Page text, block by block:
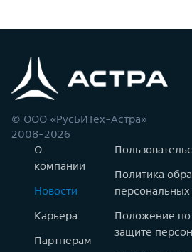
© ООО «РусБИТех-Астра»
2008-2026
О
компании
Новости
Карьера
Партнерам
Политика
Положение по
защите